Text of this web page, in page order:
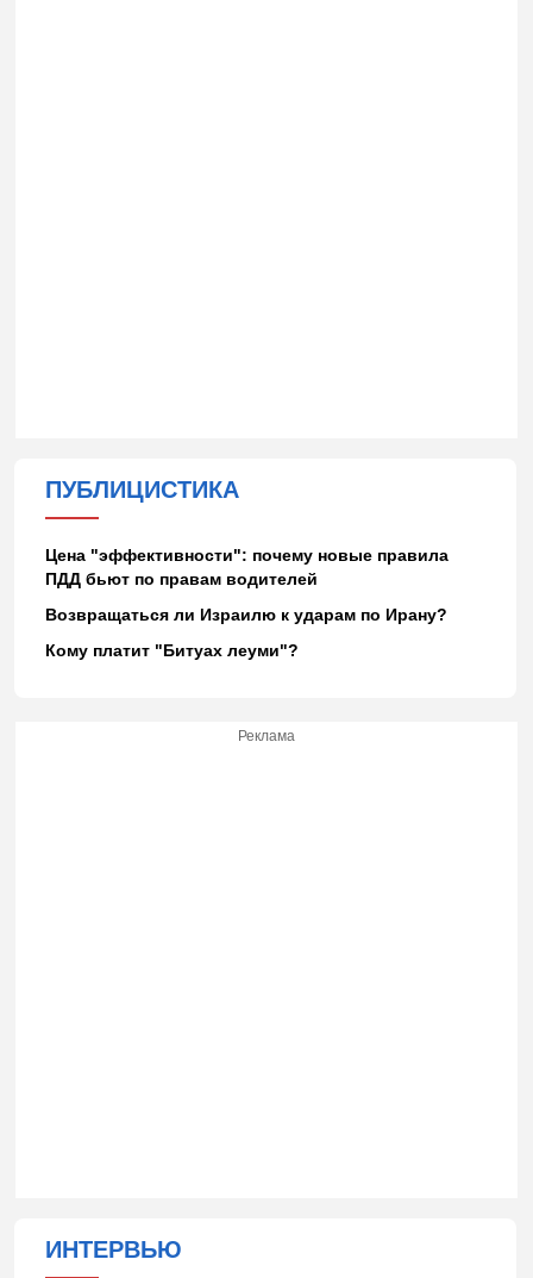
ПУБЛИЦИСТИКА
Цена "эффективности": почему новые правила
ПДД бьют по правам водителей
Возвращаться ли Израилю к ударам по Ирану?
Кому платит "Битуах леуми"?
Реклама
ИНТЕРВЬЮ